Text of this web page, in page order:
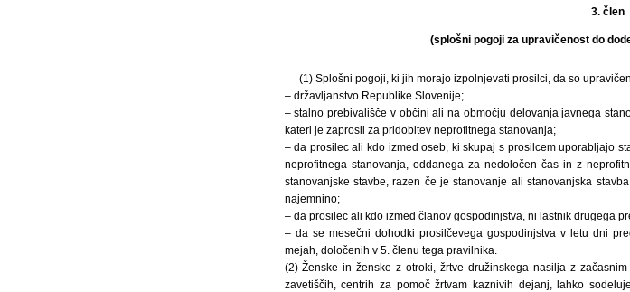
3. člen
(splošni pogoji za upravičenost do
(1) Splošni pogoji, ki jih morajo izpolnjevati prosilci, da so
– državljanstvo Republike Slovenije;
– stalno prebivališče v občini ali na območju delovanja javnega
kateri je zaprosil za pridobitev neprofitnega stanovanja;
– da prosilec ali kdo izmed oseb, ki skupaj s prosilcem uporabljajo
neprofitnega stanovanja, oddanega za nedoločen čas in z
stanovanjske stavbe, razen če je stanovanje ali stanovanjska
najemnino;
– da prosilec ali kdo izmed članov gospodinjstva, ni lastnik drugega
– da se mesečni dohodki prosilčevega gospodinjstva v letu dni
mejah, določenih v 5. členu tega pravilnika.
(2) Ženske in ženske z otroki, žrtve družinskega nasilja z
zavetiščih, centrih za pomoč žrtvam kaznivih dejanj, lahko